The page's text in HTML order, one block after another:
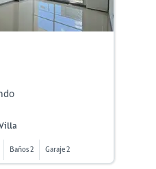
Baños 2 Garaje 2